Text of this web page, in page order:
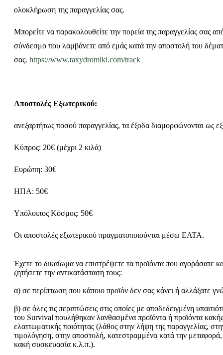
ολοκλήρωση της παραγγελίας σας.
Μπορείτε να παρακολουθείτε την πορεία της παραγγελίας σας
σύνδεσμο που λαμβάνετε από εμάς κατά την αποστολή του
σας. https://www.taxydromiki.com/track
Αποστολές Εξωτερικού:
ανεξαρτήτως ποσού παραγγελίας, τα έξοδα διαμορφώνονται ως
Κύπρος: 20€ (μέχρι 2 κιλά)
Ευρώπη: 30€
ΗΠΑ: 50€
Υπόλοιπος Κόσμος: 50€
Οι αποστολές εξωτερικού πραγματοποιούνται μέσω ΕΛΤΑ.
Έχετε το δικαίωμα να επιστρέψετε τα προϊόντα που αγοράσατε
ζητήσετε την αντικατάσταση τους:
α) σε περίπτωση που κάποιο προϊόν δεν σας κάνει ή αλλάξατε
β) σε όλες τις περιπτώσεις στις οποίες με αποδεδειγμένη
του Survival πουλήθηκαν λανθασμένα προϊόντα ή προϊόντα
ελαττωματικής ποιότητας (λάθος στην λήψη της παραγγελίας,
τιμολόγηση, στην αποστολή, κατεστραμμένα κατά την
κακή συσκευασία κ.λ.π.).